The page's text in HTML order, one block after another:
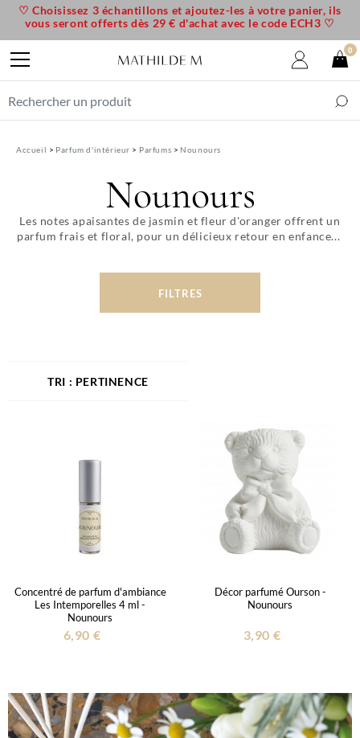
Accueil Parfum d'intérieur Parfums Nounours
Nounours
Les notes apaisantes de jasmin et fleur d'oranger offrent un
parfum frais et floral, pour un délicieux retour en enfance...
FILTRES
PERTINENCE
Concentré de parfum d'ambiance
Les Intemporelles 4 ml -
Nounours
6,90 €
Décor parfumé Ourson -
Nounours
3,90 €
♡ Choisissez 3 échantillons et ajoutez-les à votre panier, ils
vous seront offerts dès 29 € d'achat avec le code ECH3 ♡
0